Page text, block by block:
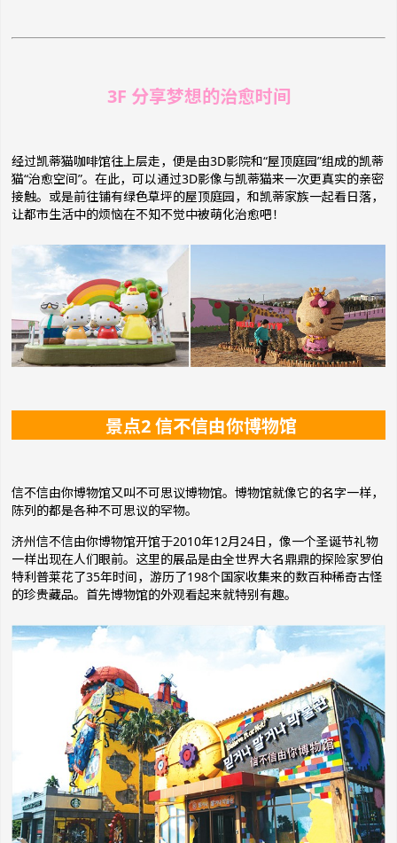
3F 分享梦想的治愈时间
经过凯蒂猫咖啡馆往上层走，便是由3D影院和“屋顶庭园”组成的凯蒂
猫“治愈空间”。在此，可以通过3D影像与凯蒂猫来一次更真实的亲密
接触。或是前往铺有绿色草坪的屋顶庭园，和凯蒂家族一起看日落，
让都市生活中的烦恼在不知不觉中被萌化治愈吧！
景点2 信不信由你博物馆
信不信由你博物馆又叫不可思议博物馆。博物馆就像它的名字一样，
陈列的都是各种不可思议的罕物。
济州信不信由你博物馆开馆于2010年12月24日，像一个圣诞节礼物
一样出现在人们眼前。这里的展品是由全世界大名鼎鼎的探险家罗伯
特利普莱花了35年时间，游历了198个国家收集来的数百种稀奇古怪
的珍贵藏品。首先博物馆的外观看起来就特别有趣。